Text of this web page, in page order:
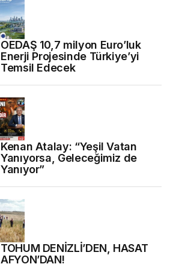
OEDAŞ 10,7 milyon Euro’luk
Enerji Projesinde Türkiye’yi
Temsil Edecek
Kenan Atalay: “Yeşil Vatan
Yanıyorsa, Geleceğimiz de
Yanıyor”
TOHUM DENİZLİ’DEN, HASAT
AFYON’DAN!